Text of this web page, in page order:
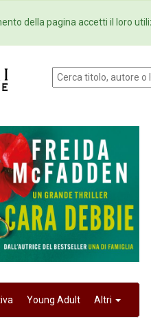
Newsletter
Young Adult Altri
della pagina accetti il loro